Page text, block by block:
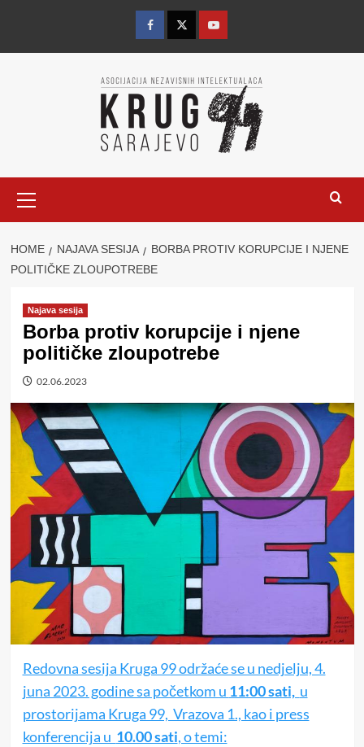
content
FacebookTwitterYouTube
Menu
HOME NAJAVA SESIJA
BORBA PROTIV KORUPCIJE I NJENE
POLITIČKE ZLOUPOTREBE
Najava sesija
Borba protiv korupcije i njene
političke zloupotrebe
02.06.2023
Redovna sesija Kruga 99 održaće se u nedjelju, 4.
juna 2023. godine sa početkom u 11:00 sati, u
prostorijama Kruga 99, Vrazova 1., kao i press
konferencija u 10.00 sati, o temi: